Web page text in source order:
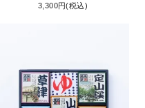
3,300円(税込)